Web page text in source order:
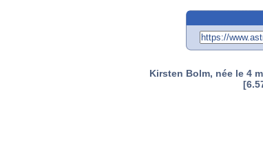
Kirsten Bolm, née le 4